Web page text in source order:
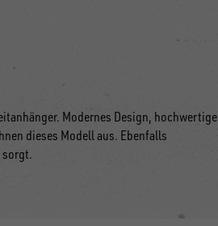
Modernes Design, hochwertige
dieses Modell aus. Ebenfalls
sorgt.